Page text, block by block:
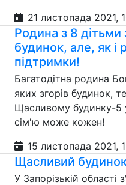
21 листопада 2021,
Родина з 8
будинок, але, як і
підтримки!
Багатодітна родина
яких згорів будинок,
Щасливому будинку-5
сім'ю може кожен!
15 листопада 2021,
Щасливий
У Запорізькій